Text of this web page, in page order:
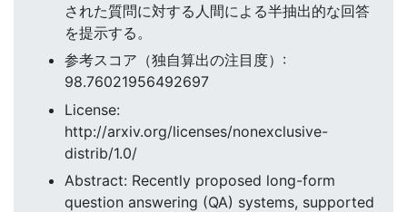
された質問に対する人間による半抽出的な回答
を提示する。
参考スコア（独自算出の注目度）:
98.76021956492697
License:
http://arxiv.org/licenses/nonexclusive-
distrib/1.0/
Abstract: Recently proposed long-form
question answering (QA) systems, supported